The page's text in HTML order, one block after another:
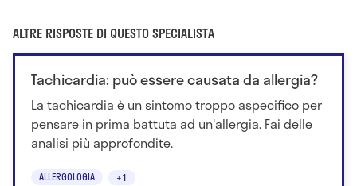
ALTRE RISPOSTE DI QUESTO SPECIALISTA
Tachicardia: può essere causata da allergia?
La tachicardia è un sintomo troppo aspecifico per
pensare in prima battuta ad un'allergia. Fai delle
analisi più approfondite.
ALLERGOLOGIA +1